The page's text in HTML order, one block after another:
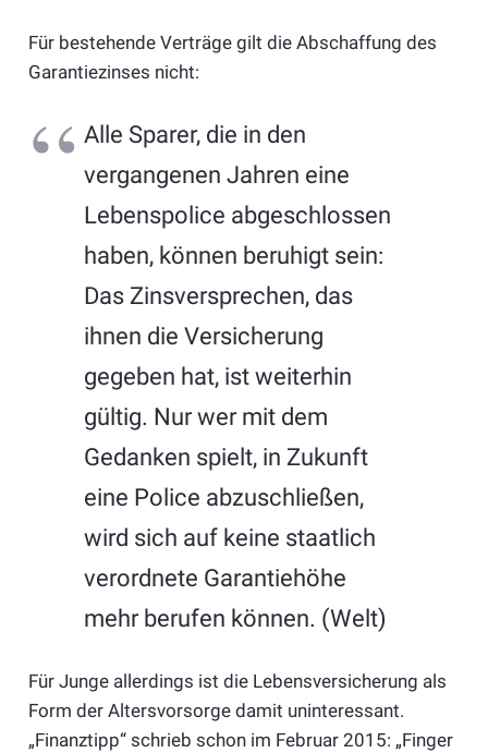
Für bestehende Verträge gilt die Abschaffung des
Garantiezinses nicht:
Alle Sparer, die in den
vergangenen Jahren eine
Lebenspolice abgeschlossen
haben, können beruhigt sein:
Das Zinsversprechen, das
ihnen die Versicherung
gegeben hat, ist weiterhin
gültig. Nur wer mit dem
Gedanken spielt, in Zukunft
eine Police abzuschließen,
wird sich auf keine staatlich
verordnete Garantiehöhe
mehr berufen können. (Welt)
Für Junge allerdings ist die Lebensversicherung als
Form der Altersvorsorge damit uninteressant.
„Finanztipp“ schrieb schon im Februar 2015: „Finger